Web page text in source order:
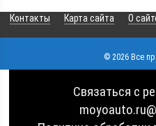
Контакты Карта сайта О
© 2026 Все
Связаться с